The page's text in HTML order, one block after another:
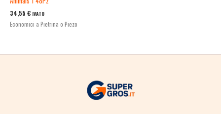
34,55 € IVATO
Economici a Pietrina o Piezo